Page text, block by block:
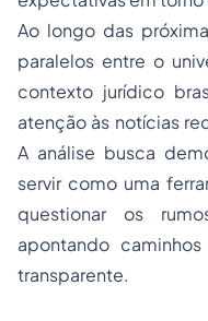
Ao longo das
paralelos entre o
contexto jurídico
atenção às notícias
A análise busca
servir como uma
questionar os
apontando
transparente.